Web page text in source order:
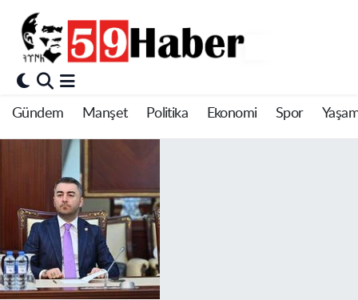
Gündem Manşet Politika Ekonomi Spor